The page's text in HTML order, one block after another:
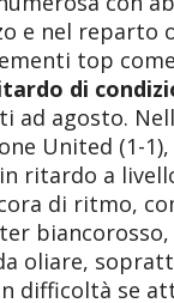
e nel reparto
top
di
ad agosto.
United (1-
ritardo a
di ritmo,
oliare,
difficoltà se